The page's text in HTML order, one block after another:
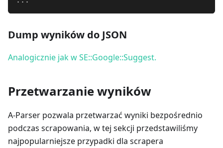
Dump wyników do JSON
Analogicznie jak w SE::Google::Suggest.
Przetwarzanie wyników
A-Parser pozwala przetwarzać wyniki bezpośrednio
podczas scrapowania, w tej sekcji przedstawiliśmy
najpopularniejsze przypadki dla scrapera